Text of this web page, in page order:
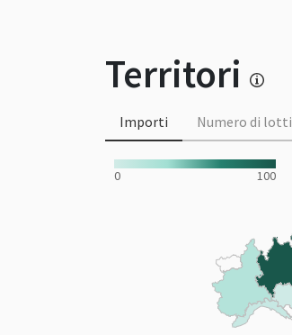
Territori
Importi Numero di lotti
0 100